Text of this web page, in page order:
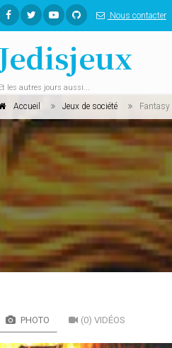
Nous contacter
les autres jours aussi...
Accueil Jeux de société Fantasy II
PHOTO (0) VIDÉOS